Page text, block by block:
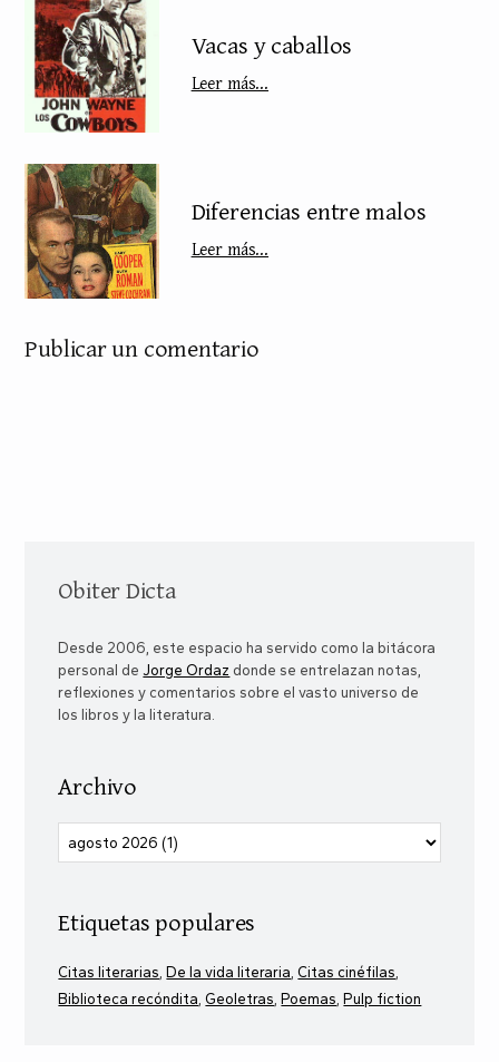
Vacas y caballos
Leer más...
Diferencias entre malos
Leer más...
Publicar un comentario
Obiter Dicta
Desde 2006, este espacio ha servido como la bitácora
personal de Jorge Ordaz donde se entrelazan notas,
reflexiones y comentarios sobre el vasto universo de
los libros y la literatura.
Archivo
Etiquetas populares
Citas literarias De la vida literaria Citas cinéfilas
Biblioteca recóndita Geoletras Poemas Pulp fiction